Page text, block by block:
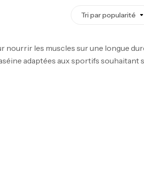
Tri par popularité
nourrir les muscles sur une longue
adaptées aux sportifs souhaitant